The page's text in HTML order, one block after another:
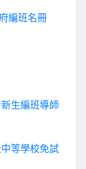
編班名冊
生編班導師
等學校免試